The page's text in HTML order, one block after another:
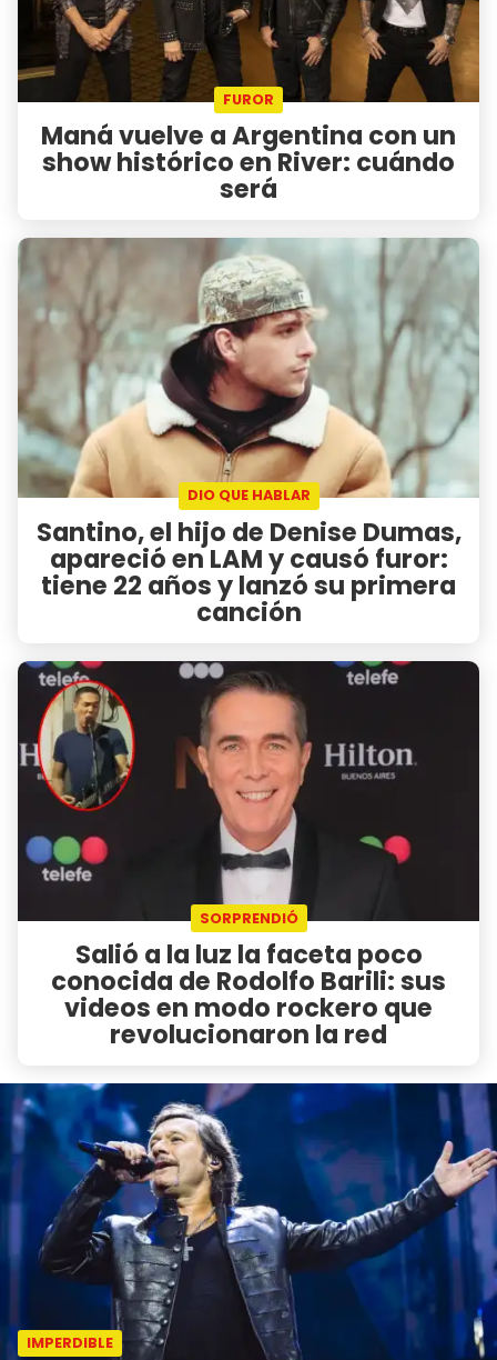
FUROR
Maná vuelve a Argentina con un
show histórico en River: cuándo
será
DIO QUE HABLAR
Santino, el hijo de Denise Dumas,
apareció en LAM y causó furor:
tiene 22 años y lanzó su primera
canción
SORPRENDIÓ
Salió a la luz la faceta poco
conocida de Rodolfo Barili: sus
videos en modo rockero que
revolucionaron la red
IMPERDIBLE